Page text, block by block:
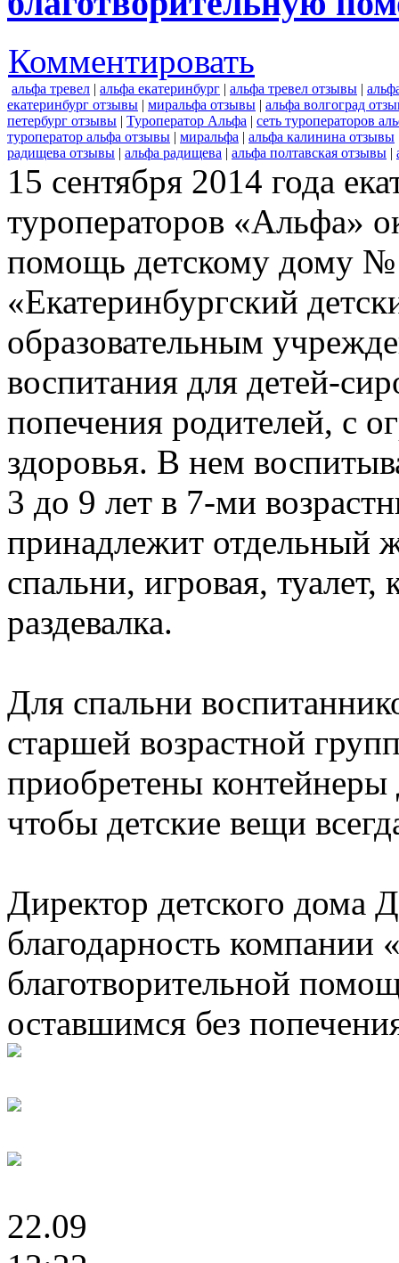
Комментировать
альфа тревел | альфа екатеринбург | альфа тревел отзывы |
екатеринбург отзывы | миральфа отзывы | альфа волгоград
петербург отзывы | Туроператор Альфа | сеть туроператоров
туроператор альфа отзывы | миральфа | альфа калинина отзывы
радищева отзывы | альфа радищева | альфа полтавская отзывы |
15 сентября 2014 года
туроператоров «Альфа»
помощь детскому дому №
«Екатеринбургский
образовательным
воспитания для детей-
попечения родителей, с
здоровья. В нем
3 до 9 лет в 7-ми
принадлежит отдельный
спальни, игровая,
раздевалка.
Для спальни
старшей возрастной
приобретены
чтобы детские вещи
Директор детского дома
благодарность компании
благотворительной
оставшимся без
22.09